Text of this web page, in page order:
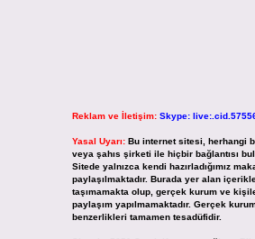
Reklam ve İletişim: Skype:
Yasal Uyarı: Bu internet sitesi, herhangi
veya şahıs şirketi ile hiçbir bağlantısı
Sitede yalnızca kendi hazırladığımız
paylaşılmaktadır. Burada yer alan
taşımamakta olup, gerçek kurum ve
paylaşım yapılmamaktadır. Gerçek
benzerlikleri tamamen tesadüfidir.